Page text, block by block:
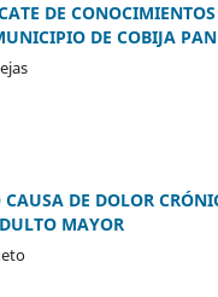
DE
DE COBIJA
DE DOLOR
MAYOR